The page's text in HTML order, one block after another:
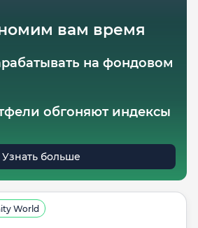
вам время
на фондовом
обгоняют индексы
Узнать больше
World